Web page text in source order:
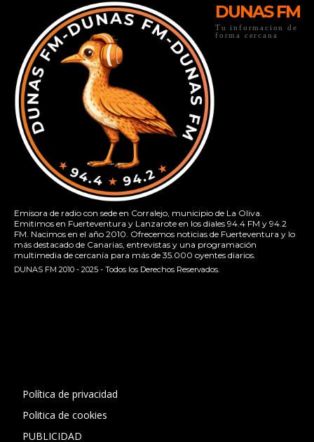
DUNAS FM
Tu informacion de
forma cercana
Emisora de radio con sede en Corralejo, municipio de La Oliva.
Emitimos en Fuerteventura y Lanzarote en los diales 94.4 FM y 94.2
FM. Nacimos en el año 2010. Ofrecemos noticias de Fuerteventura y lo
más destacado de Canarias, entrevistas y una programación
multimedia de cercanía para más de 35.000 oyentes diarios.
DUNAS FM 2010 - 2025 - Todos los Derechos Reservados.
Política de privacidad
Politica de cookies
PUBLICIDAD